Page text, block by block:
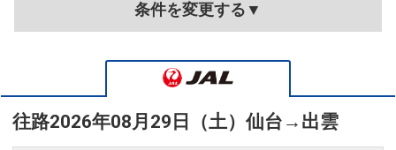
条件を変更する▼
往路2026年08月29日（土） 仙台 → 出雲